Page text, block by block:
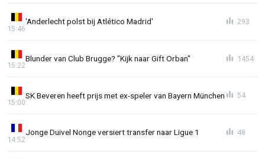
'Anderlecht polst bij Atlético Madrid'
15:46
293
Blunder van Club Brugge? "Kijk naar Gift Orban"
15:22
1454
SK Beveren heeft prijs met ex-speler van Bayern München
15:00
54
Jonge Duivel Nonge versiert transfer naar Ligue 1
14:52
48